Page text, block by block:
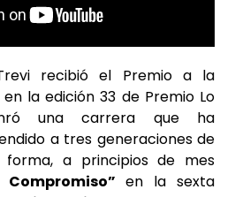
recibió el Premio a la
la edición 33 de Premio Lo
una carrera que ha
a tres generaciones de
forma, a principios de mes
Compromiso” en la sexta